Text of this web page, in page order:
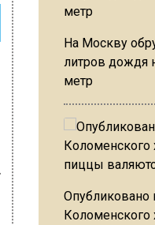
На Москву
литров дождя
метр
Опубликовано
Коломенского